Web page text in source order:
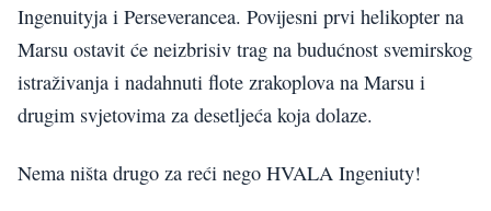
Ingenuityja i Perseverancea. Povijesni prvi helikopter na
Marsu ostavit će neizbrisiv trag na budućnost svemirskog
istraživanja i nadahnuti flote zrakoplova na Marsu i
drugim svjetovima za desetljeća koja dolaze.
Nema ništa drugo za reći nego HVALA Ingeniuty!